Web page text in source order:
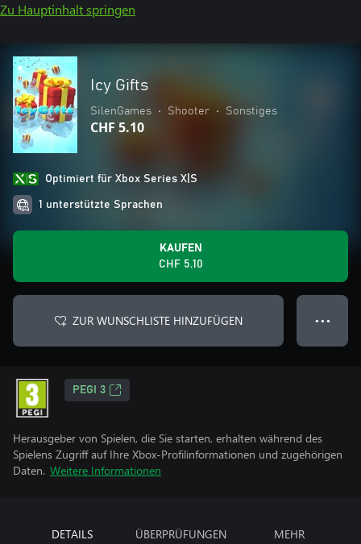
Zu Hauptinhalt springen
Icy Gifts
SilenGames • Shooter • Sonstiges
CHF 5.10
Optimiert für Xbox Series X|S
1 unterstützte Sprachen
KAUFEN
CHF 5.10
ZUR WUNSCHLISTE HINZUFÜGEN ● ● ●
PEGI 3
Herausgeber von Spielen, die Sie starten, erhalten während des
Spielens Zugriff auf Ihre Xbox-Profilinformationen und zugehörigen
Daten. Weitere Informationen
DETAILS ÜBERPRÜFUNGEN MEHR